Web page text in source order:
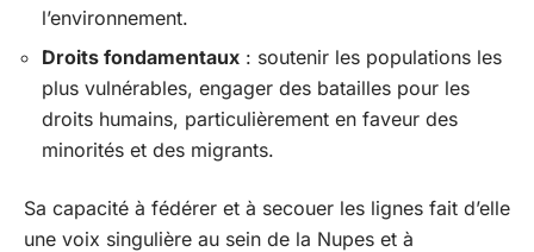
l’environnement.
Droits fondamentaux : soutenir les populations les
plus vulnérables, engager des batailles pour les
droits humains, particulièrement en faveur des
minorités et des migrants.
Sa capacité à fédérer et à secouer les lignes fait d’elle
une voix singulière au sein de la Nupes et à